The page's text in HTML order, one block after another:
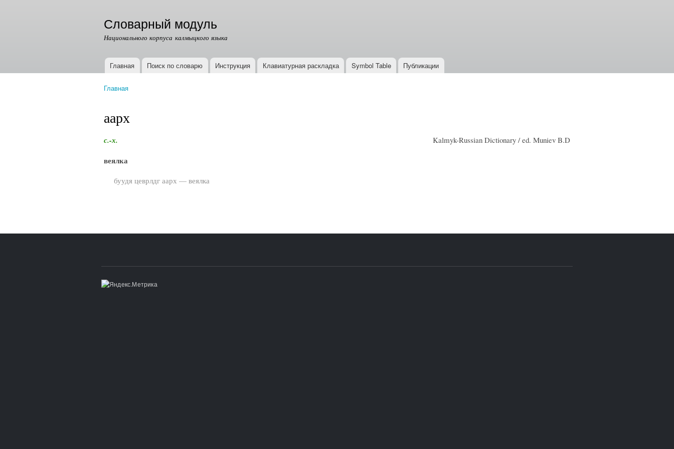
Словарный модуль
Национального корпуса калмыцкого языка
Главное меню
Главная Поиск по словарю Инструкция Клавиатурная раскладка Symbol Table Публикации
Главная
аарх
Kalmyk-Russian Dictionary / ed. Muniev B.D
с.-х.
веялка
буудя цеврлдг аарх — веялка